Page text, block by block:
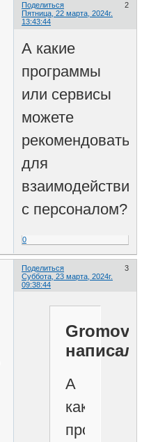
Поделиться
2
Пятница, 22 марта, 2024г.
13:43:44
А какие
программы
или сервисы
можете
рекомендовать
для
взаимодействия
с персоналом?
0
Поделиться
3
Суббота, 23 марта, 2024г.
09:38:44
Gromov
А
какие
программы